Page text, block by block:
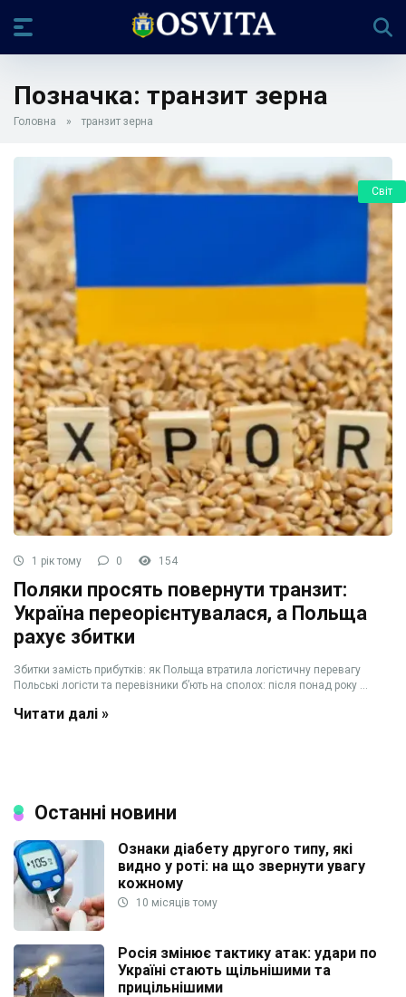
Позначка: транзит зерна
Головна » транзит зерна
Світ
1 рік тому 0 154
Поляки просять повернути транзит:
Україна переорієнтувалася, а Польща
рахує збитки
Збитки замість прибутків: як Польща втратила логістичну перевагу
Польські логісти та перевізники б’ють на сполох: після понад року ...
Читати далі »
Останні новини
Ознаки діабету другого типу, які
видно у роті: на що звернути увагу
кожному
10 місяців тому
Росія змінює тактику атак: удари по
Україні стають щільнішими та
прицільнішими